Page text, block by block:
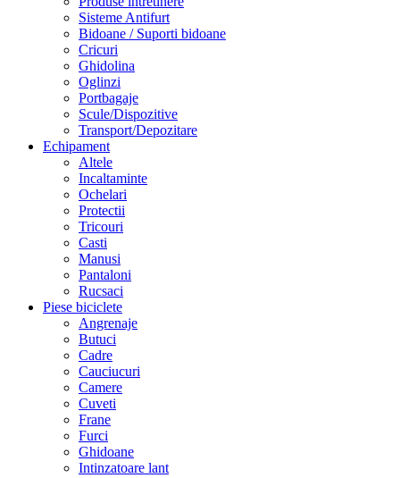
Sisteme Antifurt
Bidoane / Suporti bidoane
Cricuri
Ghidolina
Oglinzi
Portbagaje
Scule/Dispozitive
Transport/Depozitare
Echipament
Altele
Incaltaminte
Ochelari
Protectii
Tricouri
Casti
Manusi
Pantaloni
Rucsaci
Piese biciclete
Angrenaje
Butuci
Cadre
Cauciucuri
Camere
Cuveti
Frane
Furci
Ghidoane
Intinzatoare lant